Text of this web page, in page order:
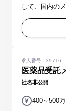
して、国内の
方を募集します。 【具体的には】 食品メーカー
購買担当、卸
医薬品受託
求人番号：39716
社名非公開
400～500万